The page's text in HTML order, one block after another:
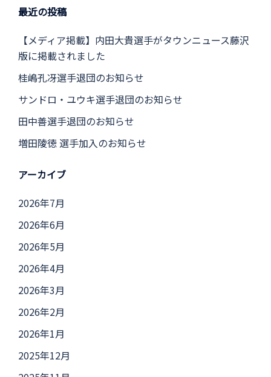
最近の投稿
【メディア掲載】内田大貴選手がタウンニュース藤沢
版に掲載されました
桂嶋孔冴選手退団のお知らせ
サンドロ・ユウキ選手退団のお知らせ
田中善選手退団のお知らせ
増田陵徳 選手加入のお知らせ
アーカイブ
2026年7月
2026年6月
2026年5月
2026年4月
2026年3月
2026年2月
2026年1月
2025年12月